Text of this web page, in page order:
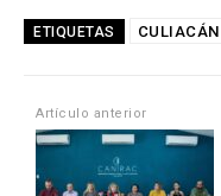
at
A
p
p
ce
o
o
k
e
m
ETIQUETAS CULIACÁN
Artículo anterior